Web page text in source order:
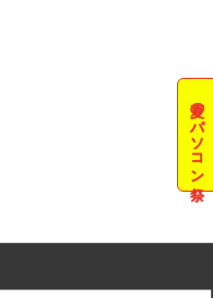
夏のパソコン祭